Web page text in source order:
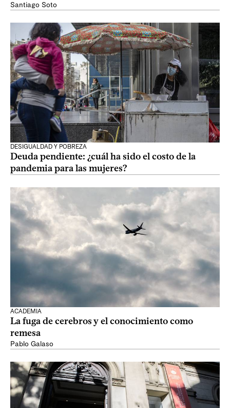
Santiago Soto
DESIGUALDAD Y POBREZA
Deuda pendiente: ¿cuál ha sido el costo de la
pandemia para las mujeres?
ACADEMIA
La fuga de cerebros y el conocimiento como
remesa
Pablo Galaso